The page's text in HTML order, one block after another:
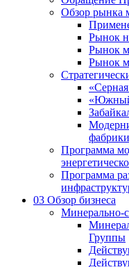
Обзор рынка
Рынок
Рынок
Рынок
«Южный
Программа
Программа
03 Обзор бизнеса
Минерально-
Группы